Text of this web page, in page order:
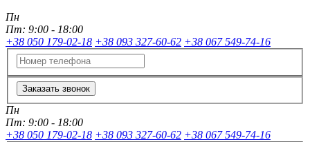
Пн
Пт: 9:00 - 18:00
+38 050 179-02-18 +38 093 327-60-62 +38 067 549-74-16
Заказать звонок
Пн
Пт: 9:00 - 18:00
+38 050 179-02-18 +38 093 327-60-62 +38 067 549-74-16